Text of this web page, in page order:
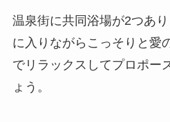
温泉街に共同浴場が2つあ
に入りながらこっそりと愛
でリラックスしてプロポー
ょう。